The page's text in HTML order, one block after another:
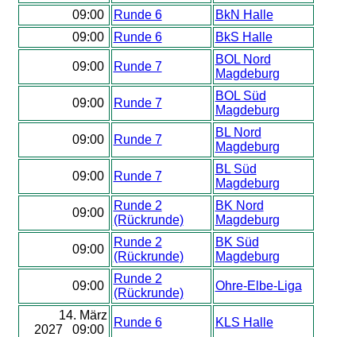
09:00
Runde 6
BkN Halle
09:00
Runde 6 BkS Halle
09:00 Runde 7
BOL Nord
Magdeburg
09:00 Runde 7
BOL Süd
Magdeburg
09:00 Runde 7
BL Nord
Magdeburg
09:00 Runde 7
BL Süd
Magdeburg
09:00
Runde 2
(Rückrunde)
BK Nord
Magdeburg
09:00
Runde 2
(Rückrunde)
BK Süd
Magdeburg
09:00
Runde 2
(Rückrunde)
Ohre-Elbe-Liga
14. März
2027 09:00
Runde 6 KLS Halle